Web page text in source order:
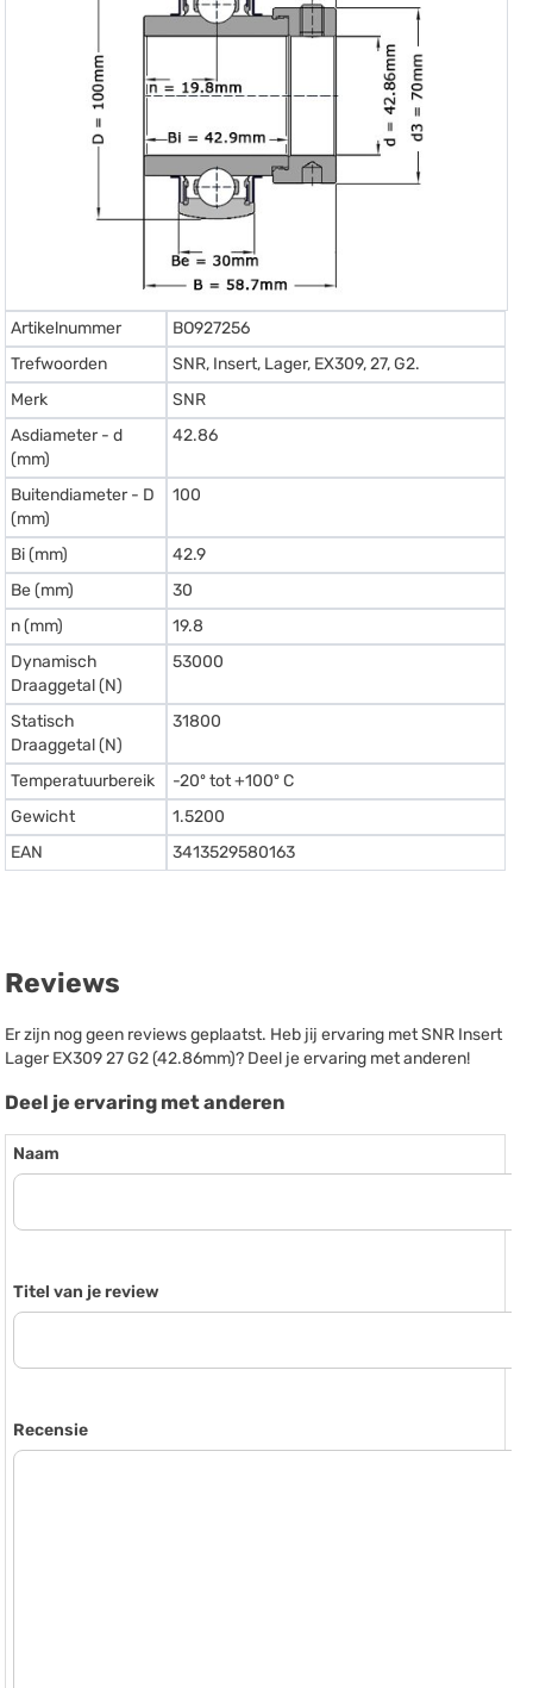
Artikelnummer
BO927256
Trefwoorden
SNR, Insert, Lager, EX309, 27, G2.
Merk
SNR
Asdiameter - d
(mm)
42.86
Buitendiameter - D
(mm)
100
Bi (mm)
42.9
Be (mm)
30
n (mm)
19.8
Dynamisch
Draaggetal (N)
53000
Statisch
Draaggetal (N)
31800
Temperatuurbereik
-20º tot +100º C
Gewicht
1.5200
EAN
3413529580163
Reviews
Er zijn nog geen reviews geplaatst. Heb jij ervaring met SNR Insert
Lager EX309 27 G2 (42.86mm)? Deel je ervaring met anderen!
Deel je ervaring met anderen
Naam
Titel van je review
Recensie